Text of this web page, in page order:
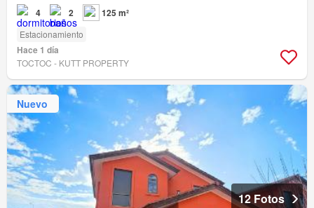
4 2 125 m²
Estacionamiento
Hace 1 día
TOCTOC - KUTT PROPERTY
Nuevo
12 Fotos